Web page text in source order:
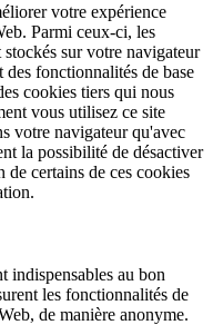
votre expérience
Parmi ceux-ci, les
stockés sur votre navigateur
fonctionnalités de base
cookies tiers qui nous
vous utilisez ce site
votre navigateur qu'avec
la possibilité de désactiver
de certains de ces cookies
indispensables au bon
les fonctionnalités de
de manière anonyme.